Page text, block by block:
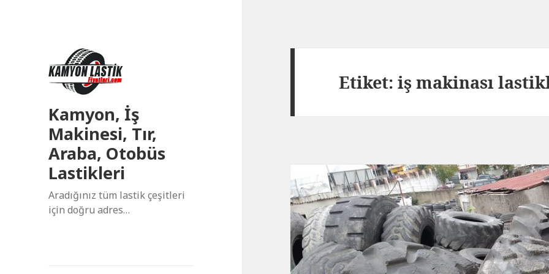
Kamyon, İş
Makinesi, Tır,
Araba, Otobüs
Lastikleri
Aradığınız tüm lastik çeşitleri
için doğru adres…
Etiket:iş makinası